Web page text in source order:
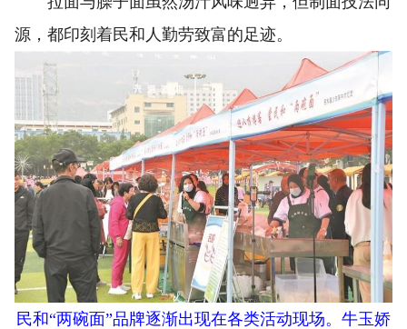
源，都印刻着民和人勤劳致富的足迹。
民和“两碗面”品牌逐渐出现在各类活动现场。牛玉娇